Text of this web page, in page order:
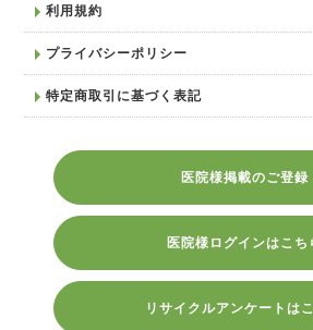
利用規約
プライバシーポリシー
特定商取引に基づく表記
医院様掲載のご登録
医院様ログインはこち
リサイクルアンケートは